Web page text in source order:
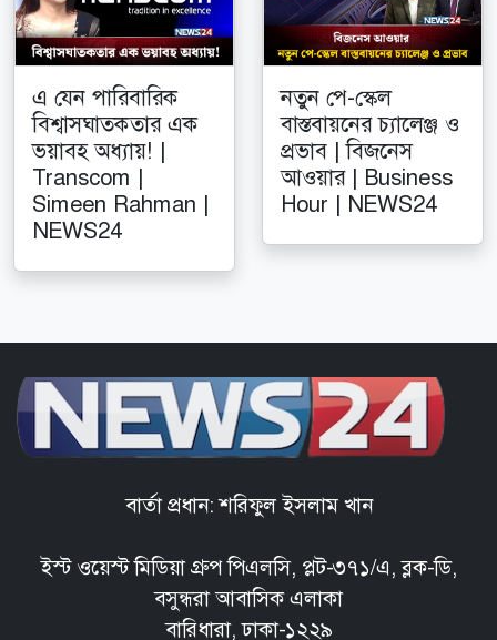
এ যেন পারিবারিক
বিশ্বাসঘাতকতার এক
ভয়াবহ অধ্যায়! |
Transcom |
Simeen Rahman |
NEWS24
নতুন পে-স্কেল
বাস্তবায়নের চ্যালেঞ্জ ও
প্রভাব | বিজনেস
আওয়ার | Business
Hour | NEWS24
বার্তা প্রধান: শরিফুল ইসলাম খান
ইস্ট ওয়েস্ট মিডিয়া গ্রুপ পিএলসি, প্লট-৩৭১/এ, ব্লক-ডি,
বসুন্ধরা আবাসিক এলাকা
বারিধারা, ঢাকা-১২২৯